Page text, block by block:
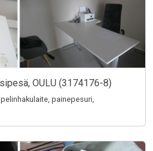
OULU (3174176-8)
painepesuri,